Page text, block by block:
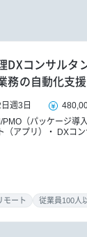
理DXコンサル
務の自動化支援
週3日
PMO（パッケージ導入
（アプリ）
DXコ
モート 従業員100人